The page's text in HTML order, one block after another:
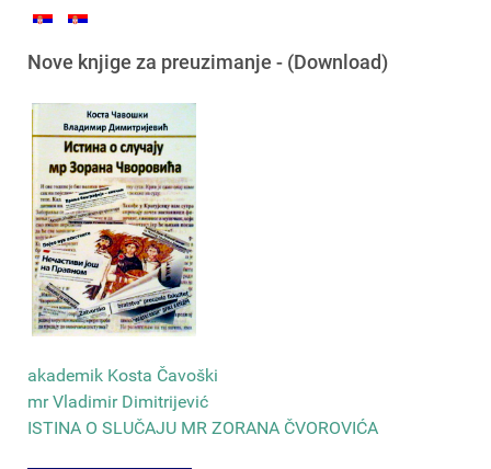
Nove knjige za preuzimanje - (Download)
akademik Kosta Čavoški
mr Vladimir Dimitrijević
ISTINA O SLUČAJU MR ZORANA ČVOROVIĆA